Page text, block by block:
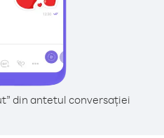
din antetul conversației